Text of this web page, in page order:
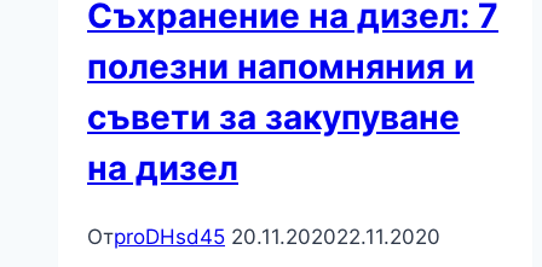
на
горива
за
Съхранение на дизел: 7
полезни напомняния и
съвети за закупуване
на дизел
ОтproDHsd45 20.11.202022.11.2020